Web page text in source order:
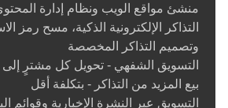
رحلات الطائرات المروحية، ستستفيد من
قابلة للتخصيص، وتحكم كامل في الأسعار.
ورسوم الخدمة، وسياسات الاسترداد. Ticketor يُسهّل عليك كل شيء.
أدوات تسويق مدمجة لتعزيز مبيعاتك
منشئ مواقع الويب ونظام إدارة
التذاكر الإلكترونية الذكية، مسح رمز
وتصميم التذاكر المخصصة
التسويق الشفهي - تحويل كل مشترٍ
بيع المزيد من التذاكر - بتكلفة أقل
التسويق عبر النشرة الإخبارية وقوائم